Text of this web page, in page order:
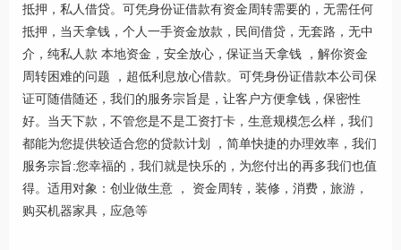
抵押，私人借贷。可凭身份证借款有资金周转需要的，无需任何
抵押，当天拿钱，个人一手资金放款，民间借贷，无套路，无中
介，纯私人款 本地资金，安全放心，保证当天拿钱 ，解你资金
周转困难的问题 ，超低利息放心借款。可凭身份证借款本公司保
证可随借随还，我们的服务宗旨是，让客户方便拿钱，保密性
好。当天下款，不管您是不是工资打卡，生意规模怎么样，我们
都能为您提供较适合您的贷款计划 ，简单快捷的办理效率，我们
服务宗旨:您幸福的，我们就是快乐的，为您付出的再多我们也值
得。适用对象：创业做生意 ， 资金周转，装修，消费，旅游，
购买机器家具，应急等